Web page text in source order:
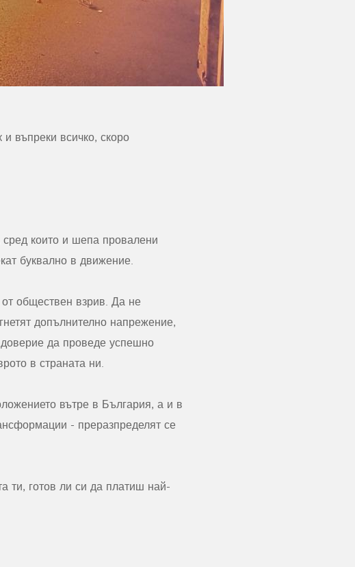
въпреки всичко, скоро
които и шепа провалени
буквално в движение.
обществен взрив. Да не
допълнително напрежение,
да проведе успешно
в страната ни.
вътре в България, а и в
- преразпределят се
ти, готов ли си да платиш най-